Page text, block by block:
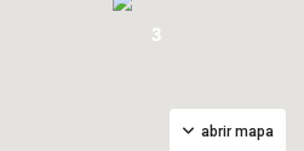
3
abrir mapa